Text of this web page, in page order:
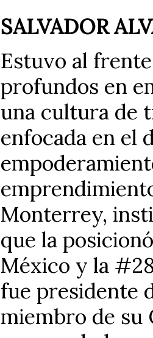
SALVADOR
Estuvo al
profundos en
una cultura de
enfocada en el
Monterrey,
que la
México y la
fue presidente
miembro de su